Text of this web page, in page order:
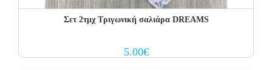
Σετ 2τμχ Τριγωνική σαλιάρα DREAMS
5.00€